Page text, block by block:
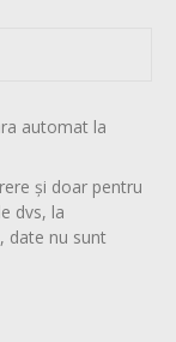
automat la
și doar pentru
dvs, la
date nu sunt